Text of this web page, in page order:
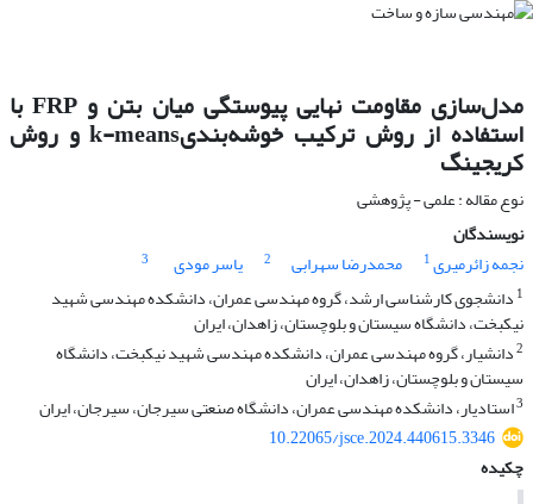
مدل‌سازی مقاومت نهایی پیوستگی میان بتن و FRP با
استفاده از روش ترکیب خوشه‌بندیk-means و روش
کریجینگ
نوع مقاله : علمی - پژوهشی
نویسندگان
نجمه زائرمیری1 محمدرضا سهرابی 2 یاسر مودی
3
1 دانشجوی کارشناسی ارشد، گروه مهندسی عمران، دانشکده مهندسی شهید
نیکبخت، دانشگاه سیستان و بلوچستان، زاهدان، ایران
2دانشیار، گروه مهندسی عمران، دانشکده مهندسی شهید نیکبخت، دانشگاه
سیستان و بلوچستان، زاهدان، ایران
3استادیار، دانشکده مهندسی عمران، دانشگاه صنعتی سیرجان، سیرجان، ایران
10.22065/jsce.2024.440615.3346
چکیده